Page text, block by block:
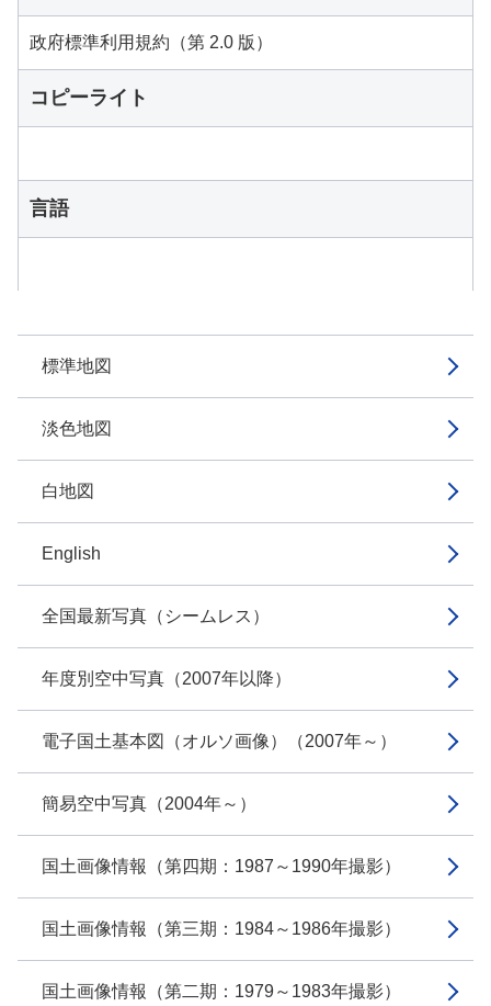
標準地図
淡色地図
白地図
English
全国最新写真（シームレス）
年度別空中写真（2007年以降）
電子国土基本図（オルソ画像）（2007年～）
簡易空中写真（2004年～）
国土画像情報（第四期：1987～1990年撮影）
国土画像情報（第三期：1984～1986年撮影）
国土画像情報（第二期：1979～1983年撮影）
政府標準利用規約（第 2.0 版）
コピーライト
言語